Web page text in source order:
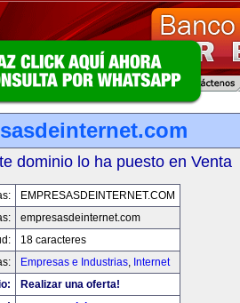
dominio lo ha puesto en Venta
EMPRESASDEINTERNET.COM
empresasdeinternet.com
18 caracteres
Empresas e Industrias, Internet
Realizar una oferta!